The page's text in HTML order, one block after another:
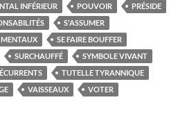
INFÉRIEUR POUVOIR
PRÉSIDE
S'ASSUMER
SE FAIRE BOUFFER
SURCHAUFFÉ
SYMBOLE VIVANT
TUTELLE TYRANNIQUE
VAISSEAUX
VOTER